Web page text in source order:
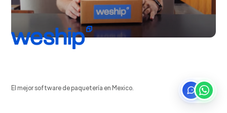
El mejor software de paquetería en Mexico.